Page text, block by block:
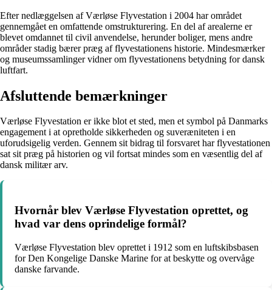
Efter nedlæggelsen af Værløse Flyvestation i 2004 har området
gennemgået en omfattende omstrukturering. En del af arealerne er
blevet omdannet til civil anvendelse, herunder boliger, mens andre
områder stadig bærer præg af flyvestationens historie. Mindesmærker
og museumssamlinger vidner om flyvestationens betydning for dansk
luftfart.
Afsluttende bemærkninger
Værløse Flyvestation er ikke blot et sted, men et symbol på Danmarks
engagement i at opretholde sikkerheden og suveræniteten i en
uforudsigelig verden. Gennem sit bidrag til forsvaret har flyvestationen
sat sit præg på historien og vil fortsat mindes som en væsentlig del af
dansk militær arv.
Hvornår blev Værløse Flyvestation oprettet, og
hvad var dens oprindelige formål?
Værløse Flyvestation blev oprettet i 1912 som en luftskibsbasen
for Den Kongelige Danske Marine for at beskytte og overvåge
danske farvande.